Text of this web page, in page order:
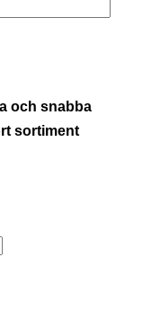
och snabba
sortiment